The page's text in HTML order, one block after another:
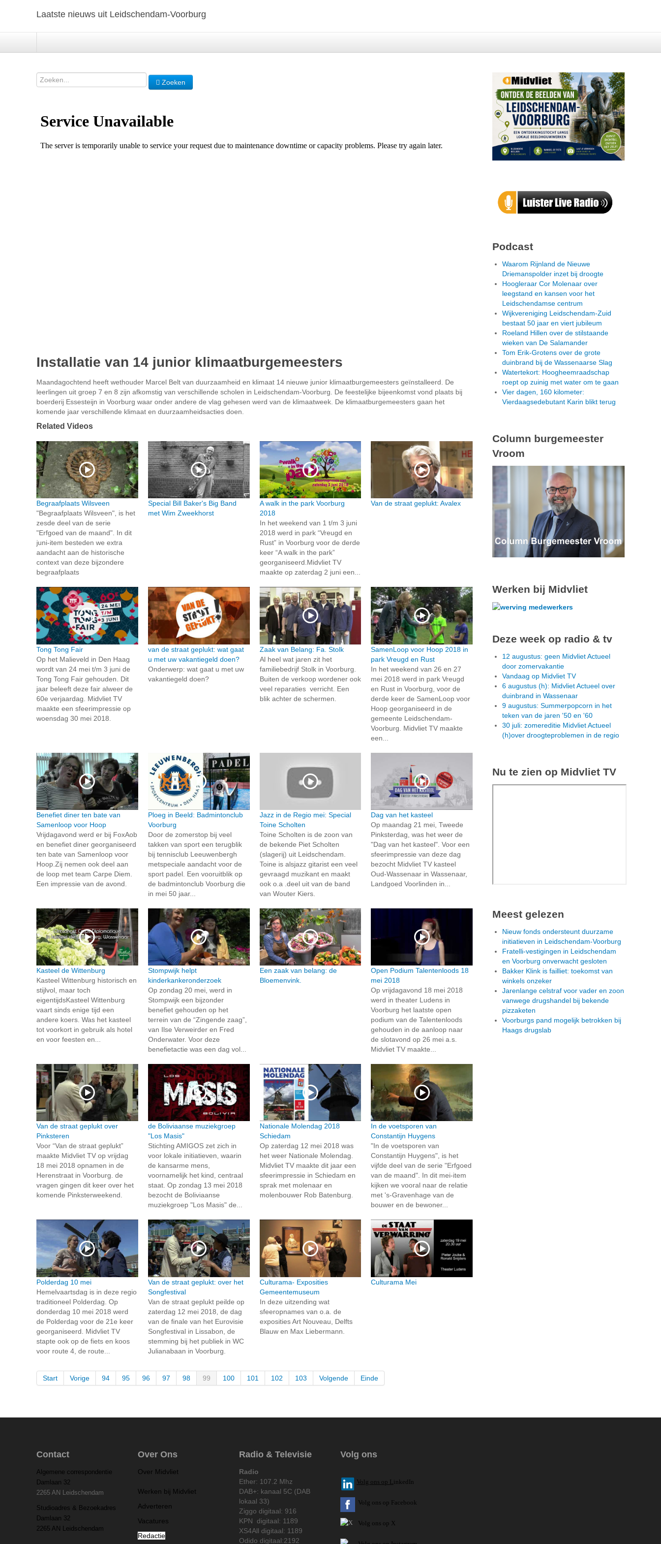
Laatste nieuws uit Leidschendam-Voorburg
Zoeken
Installatie van 14 junior klimaatburgemeesters
Maandagochtend heeft wethouder Marcel Belt van duurzaamheid en klimaat 14 nieuwe junior klimaatburgemeesters geïnstalleerd. De
leerlingen uit groep 7 en 8 zijn afkomstig van verschillende scholen in Leidschendam-Voorburg. De feestelijke bijeenkomst vond plaats bij
boerderij Essesteijn in Voorburg waar onder andere de vlag gehesen werd van de klimaatweek. De klimaatburgemeesters gaan het
komende jaar verschillende klimaat en duurzaamheidsacties doen.
Related Videos
Begraafplaats Wilsveen
"Begraafplaats Wilsveen", is het
zesde deel van de serie
"Erfgoed van de maand". In dit
juni-item besteden we extra
aandacht aan de historische
context van deze bijzondere
begraafplaats
Special Bill Baker's Big Band
met Wim Zweekhorst
A walk in the park Voorburg
2018
In het weekend van 1 t/m 3 juni
2018 werd in park “Vreugd en
Rust” in Voorburg voor de derde
keer “A walk in the park”
georganiseerd.Midvliet TV
maakte op zaterdag 2 juni een...
Van de straat geplukt: Avalex
Tong Tong Fair
Op het Malieveld in Den Haag
wordt van 24 mei t/m 3 juni de
Tong Tong Fair gehouden. Dit
jaar beleeft deze fair alweer de
60e verjaardag. Midvliet TV
maakte een sfeerimpressie op
woensdag 30 mei 2018.
van de straat geplukt: wat gaat
u met uw vakantiegeld doen?
Onderwerp: wat gaat u met uw
vakantiegeld doen?
Zaak van Belang: Fa. Stolk
Al heel wat jaren zit het
familiebedrijf Stolk in Voorburg.
Buiten de verkoop wordener ook
veel reparaties verricht. Een
blik achter de schermen.
SamenLoop voor Hoop 2018 in
park Vreugd en Rust
In het weekend van 26 en 27
mei 2018 werd in park Vreugd
en Rust in Voorburg, voor de
derde keer de SamenLoop voor
Hoop georganiseerd in de
gemeente Leidschendam-
Voorburg. Midvliet TV maakte
een...
Benefiet diner ten bate van
Samenloop voor Hoop
Vrijdagavond werd er bij FoxAob
en benefiet diner georganiseerd
ten bate van Samenloop voor
Hoop.Zij nemen ook deel aan
de loop met team Carpe Diem.
Een impressie van de avond.
Ploeg in Beeld: Badmintonclub
Voorburg
Door de zomerstop bij veel
takken van sport een terugblik
bij tennisclub Leeuwenbergh
metspeciale aandacht voor de
sport padel. Een vooruitblik op
de badmintonclub Voorburg die
in mei 50 jaar...
Jazz in de Regio mei: Special
Toine Scholten
Toine Scholten is de zoon van
de bekende Piet Scholten
(slagerij) uit Leidschendam.
Toine is alsjazz gitarist een veel
gevraagd muzikant en maakt
ook o.a .deel uit van de band
van Wouter Kiers.
Dag van het kasteel
Op maandag 21 mei, Tweede
Pinksterdag, was het weer de
"Dag van het kasteel". Voor een
sfeerimpressie van deze dag
bezocht Midvliet TV kasteel
Oud-Wassenaar in Wassenaar,
Landgoed Voorlinden in...
Kasteel de Wittenburg
Kasteel Wittenburg historisch en
stijlvol, maar toch
eigentijdsKasteel Wittenburg
vaart sinds enige tijd een
andere koers. Was het kasteel
tot voorkort in gebruik als hotel
en voor feesten en...
Stompwijk helpt
kinderkankeronderzoek
Op zondag 20 mei, werd in
Stompwijk een bijzonder
benefiet gehouden op het
terrein van de “Zingende zaag”,
van Ilse Verweirder en Fred
Onderwater. Voor deze
benefietactie was een dag vol...
Een zaak van belang: de
Bloemenvink.
Open Podium Talentenloods 18
mei 2018
Op vrijdagavond 18 mei 2018
werd in theater Ludens in
Voorburg het laatste open
podium van de Talentenloods
gehouden in de aanloop naar
de slotavond op 26 mei a.s.
Midvliet TV maakte...
Van de straat geplukt over
Pinksteren
Voor “Van de straat geplukt”
maakte Midvliet TV op vrijdag
18 mei 2018 opnamen in de
Herenstraat in Voorburg. de
vragen gingen dit keer over het
komende Pinksterweekend.
de Boliviaanse muziekgroep
"Los Masis"
Stichting AMIGOS zet zich in
voor lokale initiatieven, waarin
de kansarme mens,
voornamelijk het kind, centraal
staat. Op zondag 13 mei 2018
bezocht de Boliviaanse
muziekgroep "Los Masis" de...
Nationale Molendag 2018
Schiedam
Op zaterdag 12 mei 2018 was
het weer Nationale Molendag.
Midvliet TV maakte dit jaar een
sfeerimpressie in Schiedam en
sprak met molenaar en
molenbouwer Rob Batenburg.
In de voetsporen van
Constantijn Huygens
"In de voetsporen van
Constantijn Huygens", is het
vijfde deel van de serie "Erfgoed
van de maand". In dit mei-item
kijken we vooral naar de relatie
met 's-Gravenhage van de
bouwer en de bewoner...
Polderdag 10 mei
Hemelvaartsdag is in deze regio
traditioneel Polderdag. Op
donderdag 10 mei 2018 werd
de Polderdag voor de 21e keer
georganiseerd. Midvliet TV
stapte ook op de fiets en koos
voor route 4, de route...
Van de straat geplukt: over het
Songfestival
Van de straat geplukt peilde op
zaterdag 12 mei 2018, de dag
van de finale van het Eurovisie
Songfestival in Lissabon, de
stemming bij het publiek in WC
Julianabaan in Voorburg.
Culturama- Exposities
Gemeentemuseum
In deze uitzending wat
sfeeropnames van o.a. de
exposities Art Nouveau, Delfts
Blauw en Max Liebermann.
Culturama Mei
Start Vorige 94 95 96 97 98 99 100 101 102 103 Volgende Einde
Podcast
Waarom Rijnland de Nieuwe
Driemanspolder inzet bij droogte
Hoogleraar Cor Molenaar over
leegstand en kansen voor het
Leidschendamse centrum
Wijkvereniging Leidschendam-Zuid
bestaat 50 jaar en viert jubileum
Roeland Hillen over de stilstaande
wieken van De Salamander
Tom Erik-Grotens over de grote
duinbrand bij de Wassenaarse Slag
Watertekort: Hoogheemraadschap
roept op zuinig met water om te gaan
Vier dagen, 160 kilometer:
Vierdaagsedebutant Karin blikt terug
Column burgemeester
Vroom
Werken bij Midvliet
Deze week op radio & tv
12 augustus: geen Midvliet Actueel
door zomervakantie
Vandaag op Midvliet TV
6 augustus (h): Midvliet Actueel over
duinbrand in Wassenaar
9 augustus: Summerpopcorn in het
teken van de jaren '50 en '60
30 juli: zomereditie Midvliet Actueel
(h)over droogteproblemen in de regio
Nu te zien op Midvliet TV
Meest gelezen
Nieuw fonds ondersteunt duurzame
initiatieven in Leidschendam-Voorburg
Fratelli-vestigingen in Leidschendam
en Voorburg onverwacht gesloten
Bakker Klink is failliet: toekomst van
winkels onzeker
Jarenlange celstraf voor vader en zoon
vanwege drugshandel bij bekende
pizzaketen
Voorburgs pand mogelijk betrokken bij
Haags drugslab
Contact
Algemene correspondentie
Damlaan 32
2265 AN Leidschendam
Studioadres & Bezoekadres
Damlaan 32
2265 AN Leidschendam
Over Ons
Over Midvliet
Werken bij Midvliet
Adverteren
Vacatures
Redactie
Radio & Televisie
Radio
Ether: 107.2 Mhz
DAB+: kanaal 5C (DAB
lokaal 33)
Ziggo digitaal: 916
KPN digitaal: 1189
XS4All digitaal: 1189
Odido digitaal:2192
Volg ons
Volg ons op L inkedIn
Volg ons op Facebook
Volg ons op X